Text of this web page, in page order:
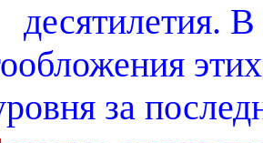
десятилетия.
за